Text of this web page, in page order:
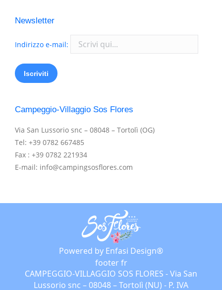
Newsletter
Indirizzo e-mail:
Campeggio-Villaggio Sos Flores
Via San Lussorio snc – 08048 – Tortolì (OG)
Tel: +39 0782 667485
Fax : +39 0782 221934
E-mail: info@campingsosflores.com
Powered by Enfasi Design®
footer fr
CAMPEGGIO-VILLAGGIO SOS FLORES - Via San
Lussorio snc – 08048 – Tortolì (NU) - P. IVA